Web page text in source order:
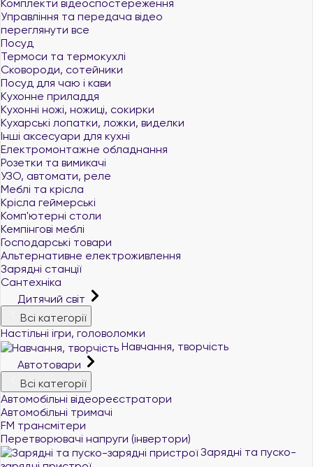
Комплекти відеоспостереження
Управління та передача відео
переглянути все
Посуд
Термоси та термокухлі
Сковороди, сотейники
Посуд для чаю і кави
Кухонне приладдя
Кухонні ножі, ножиці, сокирки
Кухарські лопатки, ложки, виделки
Інші аксесуари для кухні
Електромонтажне обладнання
Розетки та вимикачі
УЗО, автомати, реле
Меблі та крісла
Крісла геймерські
Комп'ютерні столи
Кемпінгові меблі
Господарські товари
Альтернативне електроживлення
Зарядні станції
Сантехніка
Дитячий світ
Всі категорії
Настільні ігри, головоломки
Навчання, творчість
Автотовари
Всі категорії
Автомобільні відеореєстратори
Автомобільні тримачі
FM трансмітери
Перетворювачі напруги (інвертори)
Зарядні та пуско-